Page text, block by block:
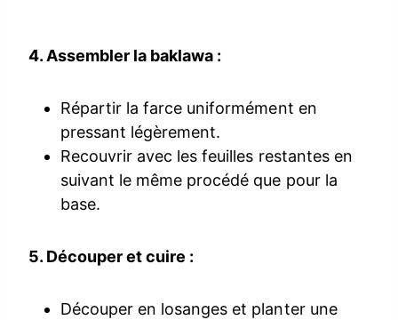
4. Assembler la baklawa :
Répartir la farce uniformément en
pressant légèrement.
Recouvrir avec les feuilles restantes en
suivant le même procédé que pour la
base.
5. Découper et cuire :
Découper en losanges et planter une